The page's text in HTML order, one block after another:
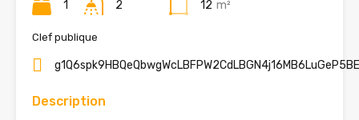
1 2 12 m²
Clef publique
Description